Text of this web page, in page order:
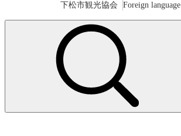
下松市観光協会
Foreign language